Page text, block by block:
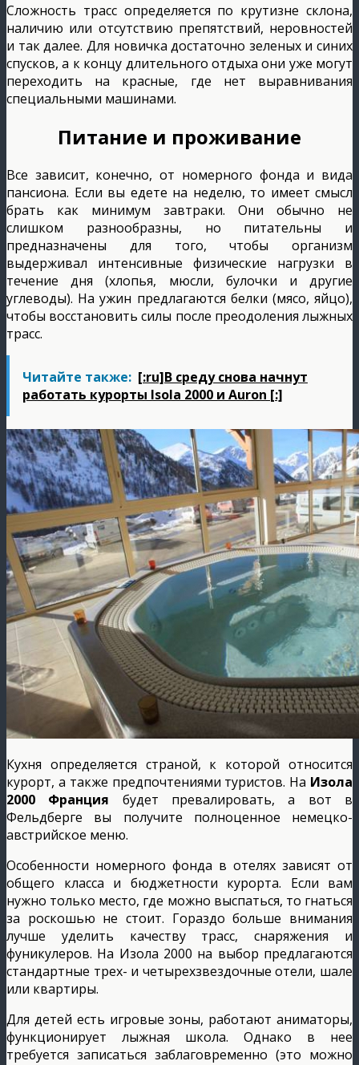
Сложность трасс определяется по крутизне склона,
наличию или отсутствию препятствий, неровностей
и так далее. Для новичка достаточно зеленых и синих
спусков, а к концу длительного отдыха они уже могут
переходить на красные, где нет выравнивания
специальными машинами.
Питание и проживание
Все зависит, конечно, от номерного фонда и вида
пансиона. Если вы едете на неделю, то имеет смысл
брать как минимум завтраки. Они обычно не
слишком разнообразны, но питательны и
предназначены для того, чтобы организм
выдерживал интенсивные физические нагрузки в
течение дня (хлопья, мюсли, булочки и другие
углеводы). На ужин предлагаются белки (мясо, яйцо),
чтобы восстановить силы после преодоления лыжных
трасс.
Читайте также: [:ru]В среду снова начнут
работать курорты Isola 2000 и Auron [:]
Кухня определяется страной, к которой относится
курорт, а также предпочтениями туристов. На Изола
2000 Франция будет превалировать, а вот в
Фельдберге вы получите полноценное немецко-
австрийское меню.
Особенности номерного фонда в отелях зависят от
общего класса и бюджетности курорта. Если вам
нужно только место, где можно выспаться, то гнаться
за роскошью не стоит. Гораздо больше внимания
лучше уделить качеству трасс, снаряжения и
фуникулеров. На Изола 2000 на выбор предлагаются
стандартные трех- и четырехзвездочные отели, шале
или квартиры.
Для детей есть игровые зоны, работают аниматоры,
функционирует лыжная школа. Однако в нее
требуется записаться заблаговременно (это можно